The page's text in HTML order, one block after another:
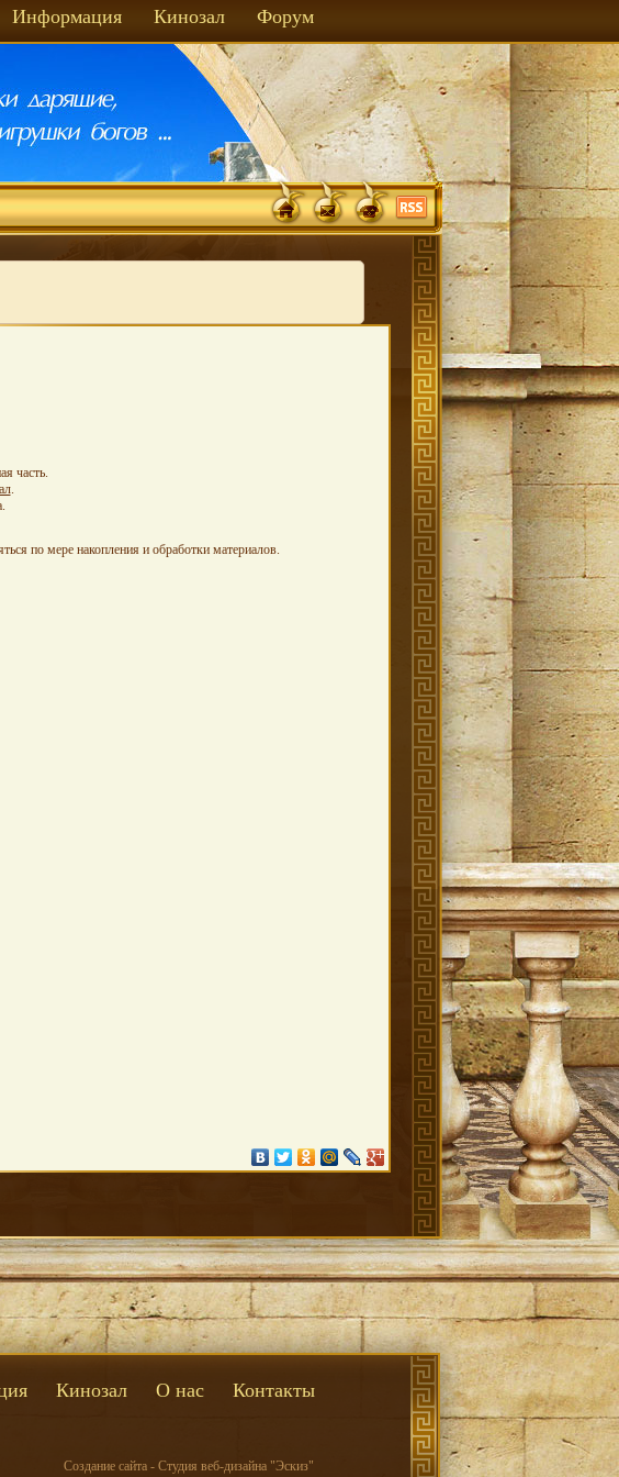
Информация Кинозал Форум
часть.
.
по мере накопления и обработки материалов.
Кинозал О нас Контакты
Создание сайта - Студия веб-дизайна "Эскиз"